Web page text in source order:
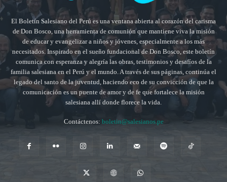
El Boletín Salesiano del Perú es una ventana abierta al corazón del carisma
de Don Bosco, una herramienta de comunión que mantiene viva la misión
de educar y evangelizar a niños y jóvenes, especialmente a los más
necesitados. Inspirado en el sueño fundacional de Don Bosco, este boletín
comunica con esperanza y alegría las obras, testimonios y desafíos de la
familia salesiana en el Perú y el mundo. A través de sus páginas, continúa el
legado del santo de la juventud, haciendo eco de su convicción de que la
comunicación es un puente de amor y de fe que fortalece la misión
salesiana allí donde florece la vida.
Contáctenos: boletin@salesianos.pe